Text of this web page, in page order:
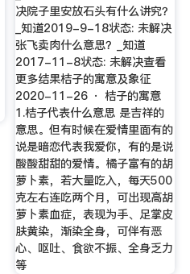
决院子里安放石头有什么讲究？
_知道2019-9-18状态: 未解决
张飞卖肉什么意思？_知道
2017-11-8状态: 未解决查看
更多结果桔子的寓意及象征
2020-11-26 · 桔子的寓意
1.桔子代表什么意思 是吉祥的
意思。但有时候在爱情里面有的
说是暗恋代表我爱你，有的是说
酸酸甜甜的爱情。橘子富有的胡
萝卜素，若大量吃入，每天500
克左右连吃两个月，可出现高胡
萝卜素血症，表现为手、足掌皮
肤黄染，渐染全身，可伴有恶
心、呕吐、食欲不振、全身乏力
等